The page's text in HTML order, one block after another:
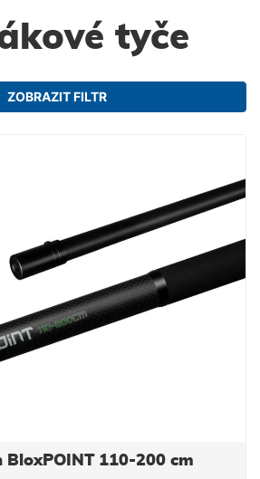
tyče
ZOBRAZIT FILTR
BloxPOINT 110-200 cm